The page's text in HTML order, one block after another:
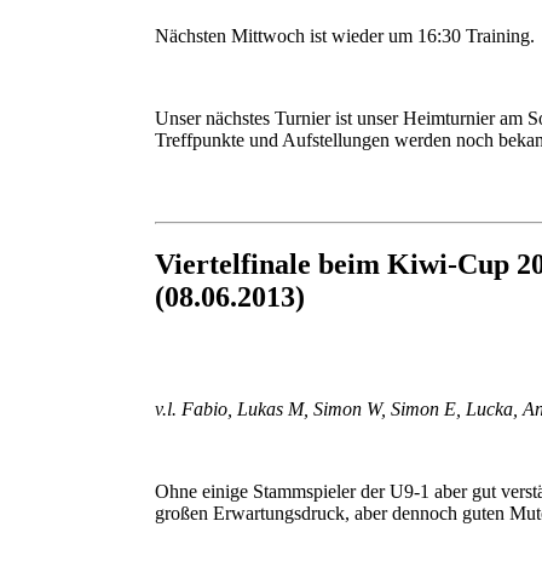
Nächsten Mittwoch ist wieder um 16:30 Training.
Unser nächstes Turnier ist unser Heimturnier am
Treffpunkte und Aufstellungen werden noch
Viertelfinale beim Kiwi-Cup
(08.06.2013)
v.l. Fabio, Lukas M, Simon W, Simon E, Lucka,
Ohne einige Stammspieler der U9-1 aber gut
großen Erwartungsdruck, aber dennoch guten